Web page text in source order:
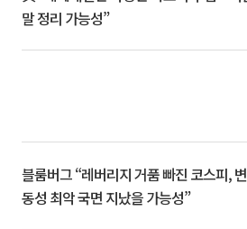
말 정리 가능성”
블룸버그 “레버리지 거품 빠진 코스피, 변
동성 최악 국면 지났을 가능성”